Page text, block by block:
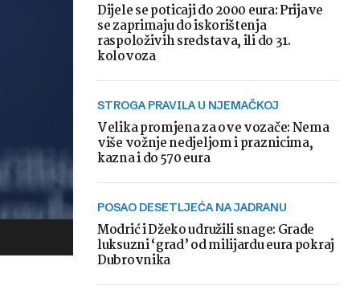
Dijele se poticaji do 2000 eura: Prijave
se zaprimaju do iskorištenja
raspoloživih sredstava, ili do 31.
kolovoza
STROGA PRAVILA U NJEMAČKOJ
Velika promjena za ove vozače: Nema
više vožnje nedjeljom i praznicima,
kazna i do 570 eura
POSAO DESETLJEĆA NA JADRANU
Modrić i Džeko udružili snage: Grade
luksuzni ‘grad’ od milijardu eura pokraj
Dubrovnika